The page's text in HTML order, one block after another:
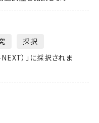
採択
）」に採択されま